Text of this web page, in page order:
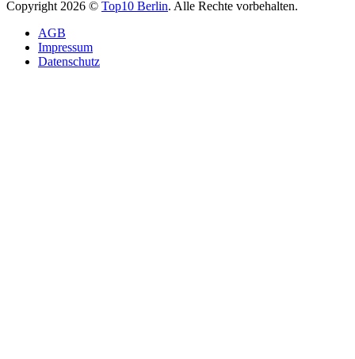
Copyright 2026 © Top10 Berlin. Alle Rechte vorbehalten.
AGB
Impressum
Datenschutz